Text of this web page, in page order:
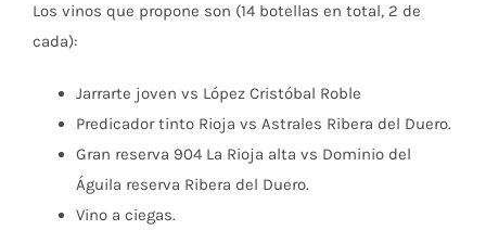
Los vinos que propone son (14 botellas en total, 2 de
cada):
Jarrarte joven vs López Cristóbal Roble
Predicador tinto Rioja vs Astrales Ribera del Duero.
Gran reserva 904 La Rioja alta vs Dominio del
Águila reserva Ribera del Duero.
Vino a ciegas.